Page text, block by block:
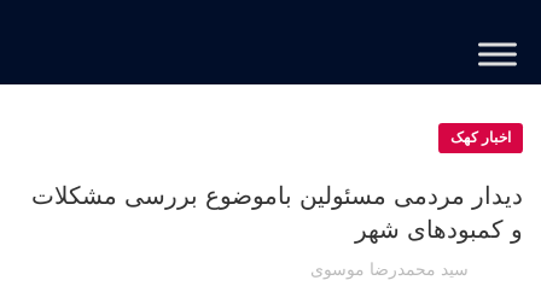
اخبار کهک
دیدار مردمی مسئولین باموضوع بررسی مشکلات
و کمبودهای شهر
سید محمدرضا موسوی